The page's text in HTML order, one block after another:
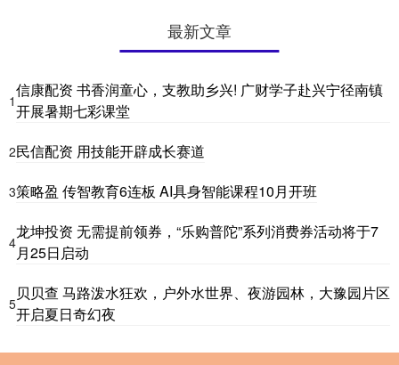
最新文章
1
信康配资 书香润童心，支教助乡兴! 广财学子赴兴宁径南镇
开展暑期七彩课堂
2民信配资 用技能开辟成长赛道
3策略盈 传智教育6连板 AI具身智能课程10月开班
4
龙坤投资 无需提前领券，“乐购普陀”系列消费券活动将于7
月25日启动
5
贝贝查 马路泼水狂欢，户外水世界、夜游园林，大豫园片区
开启夏日奇幻夜